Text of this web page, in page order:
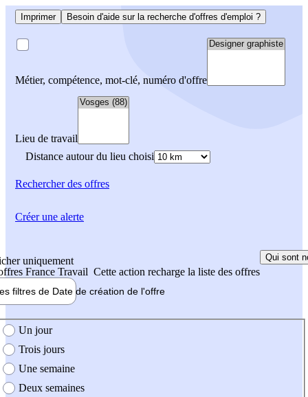
Imprimer Besoin d'aide sur la recherche d'offres d'emploi ?
Métier, compétence, mot-clé, numéro d'offre
Lieu de travail
Distance autour du lieu choisi
Rechercherdes offres
uniquement
France Travail Cette action recharge la liste des offres
Qui sont
filtres de Date de création de l'offre
création de l'offre
Un jour
Trois jours
Une semaine
Deux semaines
Créer une alerte